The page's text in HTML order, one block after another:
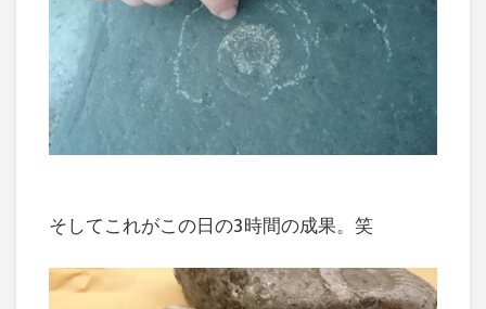
そしてこれがこの日の3時間の成果。笑